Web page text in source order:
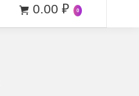
0.00 ₽ 0